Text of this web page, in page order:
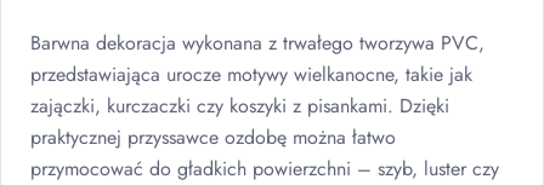
Barwna dekoracja wykonana z trwałego tworzywa PVC,
przedstawiająca urocze motywy wielkanocne, takie jak
zajączki, kurczaczki czy koszyki z pisankami. Dzięki
praktycznej przyssawce ozdobę można łatwo
przymocować do gładkich powierzchni – szyb, luster czy